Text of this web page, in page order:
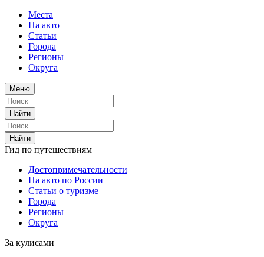
Места
На авто
Статьи
Города
Регионы
Округа
Меню
Найти
Найти
Гид по путешествиям
Достопримечательности
На авто по России
Статьи о туризме
Города
Регионы
Округа
За кулисами